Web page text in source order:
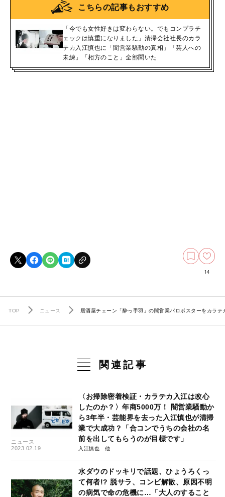
こちらの記事もおすすめ
「今でも女性好きは変わらない。でもコンプラチ
ェックは慎重になりました」清掃会社社長のカラ
テカ入江慎也に「闇営業騒動の真相」「芸人への
未練」「相方のこと」全部聞いた
14
TOP ニュース 居酒屋チェーン「酔っ手羽」の闇営業パロポスターをカラ
関連記事
ニュース
2023.02.19
〈お掃除密着検証・カラテカ入江は改心
したのか？〉年商5000万！ 闇営業騒動か
ら3年半・芸能界を去った入江慎也が清掃
業で大成功？「合コンでうちの会社の名
前を出してもらうのが目標です」
入江慎也
水ダウのドッキリで話題、ひょうろくっ
て何者!? 脱サラ、コンビ解散、原因不明
の病気で命の危機に…「大人のすること